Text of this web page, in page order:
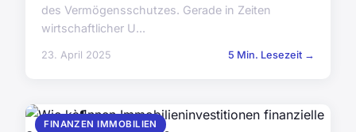
des Vermögensschutzes. Gerade in Zeiten
wirtschaftlicher U...
23. April 2025 5 Min. Lesezeit →
FINANZEN IMMOBILIEN